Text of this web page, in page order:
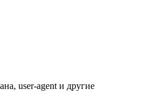
user-agent и другие